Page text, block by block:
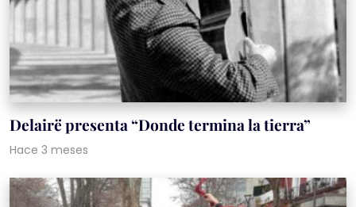
Delairë presenta “Donde termina la tierra”
Hace 3 meses